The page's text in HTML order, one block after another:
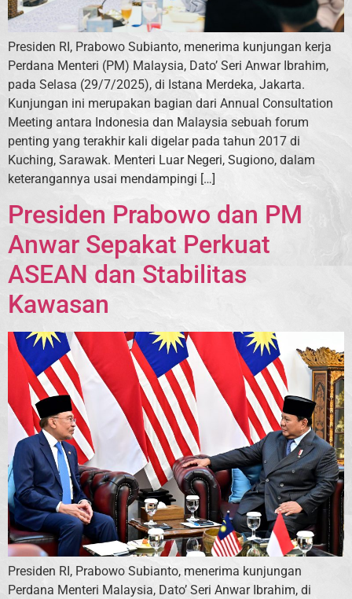
Presiden RI, Prabowo Subianto, menerima kunjungan kerja
Perdana Menteri (PM) Malaysia, Dato’ Seri Anwar Ibrahim,
pada Selasa (29/7/2025), di Istana Merdeka, Jakarta.
Kunjungan ini merupakan bagian dari Annual Consultation
Meeting antara Indonesia dan Malaysia sebuah forum
penting yang terakhir kali digelar pada tahun 2017 di
Kuching, Sarawak. Menteri Luar Negeri, Sugiono, dalam
keterangannya usai mendampingi […]
Presiden Prabowo dan PM
Anwar Sepakat Perkuat
ASEAN dan Stabilitas
Kawasan
Presiden RI, Prabowo Subianto, menerima kunjungan
Perdana Menteri Malaysia, Dato’ Seri Anwar Ibrahim, di